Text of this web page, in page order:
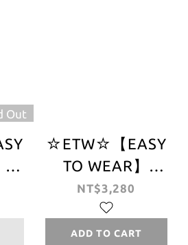
Out
☆ETW☆【EASY
TO WEAR】
CARHARTT WIP
AVIATION SHORT
抗撕裂 口袋工作短
NT$3,280
ADD TO CART